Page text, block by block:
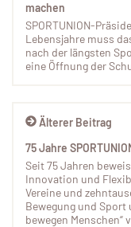
Älterer Beitrag
75 Jahre
Seit 75 Jahren
Innovation und
Vereine und
Bewegung und
bewegen Menschen“
machen
SPORTUNION-
Lebensjahre muss
nach der längsten
eine Öffnung der